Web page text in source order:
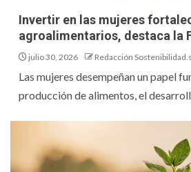
Invertir en las mujeres
agroalimentarios, destaca la
julio 30, 2026 Redacción
Las mujeres desempeñan un papel
producción de alimentos, el